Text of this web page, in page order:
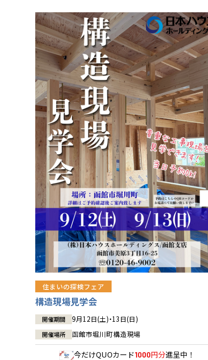
住まいの探検フェア
構造現場見学会
開催期間 9月12日(土)・13日(日)
開催場所 函館市堀川町構造現場
今だけQUOカード1000円分進呈中！